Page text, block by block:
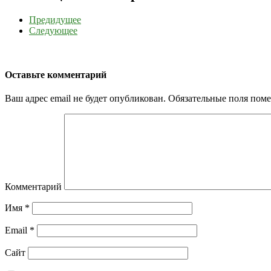
Предидущее
Следующее
Оставьте комментарий
Ваш адрес email не будет опубликован. Обязательные поля
Комментарий
Имя *
Email *
Сайт